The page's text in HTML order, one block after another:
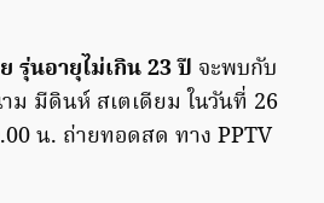
รุ่นอายุไม่เกิน 23 ปี จะพบกับ
ม มีดินห์ สเตเดียม ในวันที่ 26
น. ถ่ายทอดสด ทาง PPTV